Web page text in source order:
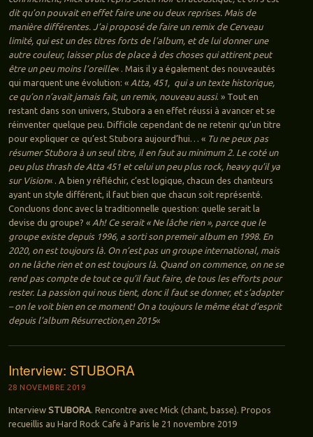
dit qu’on pouvait en effet faire une ou deux reprises. Mais de
manière différentes. J’ai proposé de faire un remix de Cerveau
limité, qui est un des titres forts de l’album, et de lui donner une
autre couleur, laisser plus de place à des choses qui attirent peut
être un peu moins l’oreille« . Mais il y a également des nouveautés
qui marquent une évolution: « Atta, 451, qui a un texte historique,
ce qu’on n’avait jamais fait, un remix, nouveau aussi. » Tout en
restant dans son univers, Stubora a en effet réussi à avancer et se
réinventer quelque peu. Difficile cependant de ne retenir qu’un titre
pour expliquer ce qu’est Stubora aujourd’hui… « Tu ne peux pas
résumer Stubora à un seul titre, il en faut au minimum 2. Le coté un
peu plus thrash de Atta 451 et celui un peu plus rock, heavy qu’il ya
sur Vision« . A bien y réfléchir, c’est logique, chacun des chanteurs
ayant un style différent, il faut bien que chacun soit représenté.
Concluons donc avec la traditionnelle question: quelle serait la
devise du groupe? « Ah! Ce serait « Ne lâche rien », parce que le
groupe existe depuis 1996, a sorti son premeir album en 1998. En
2020, on est toujours là. On n’est pas un groupe international, mais
on ne lâche rien et on est toujours là. Quand on commence, on ne se
rend pas compte de tout ce qu’il faut faire, de tous les efforts pour
rester. La passion qui nous tient, donc il faut se donner, et s’adapter
– on le voit bien en ce moment! On a toujours le même état d’esprit
depuis l’album Résurrection,en 2015«
Interview: STUBORA
28 NOVEMBRE 2019
Interview STUBORA. Rencontre avec Mick (chant, basse). Propos
recueillis au Hard Rock Cafe à Paris le 21 novembre 2019